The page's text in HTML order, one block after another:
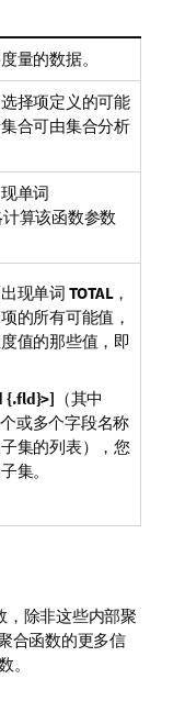
量的数据。
择项定义的可能
合可由集合分析
单词
计算该函数参数
现单词 TOTAL，
的所有可能值，
值的那些值，即
{.fld}>] （其中
或多个字段名称
集的列表），您
集。
，除非这些内部聚
合函数的更多信
。